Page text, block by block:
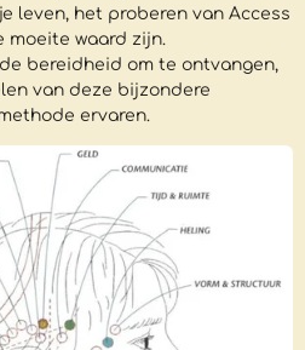
leven, het proberen van Access
moeite waard zijn.
bereidheid om te ontvangen,
van deze bijzondere
ervaren.